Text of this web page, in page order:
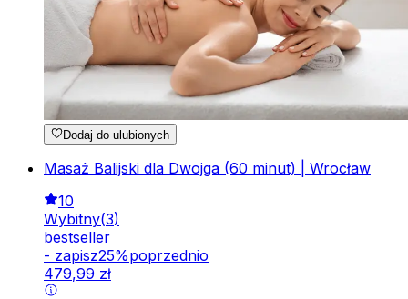
Dodaj do ulubionych
Masaż Balijski dla Dwojga (60 minut) | Wrocław
10
Wybitny(3)
bestseller
- zapisz25%poprzednio
479,99 zł